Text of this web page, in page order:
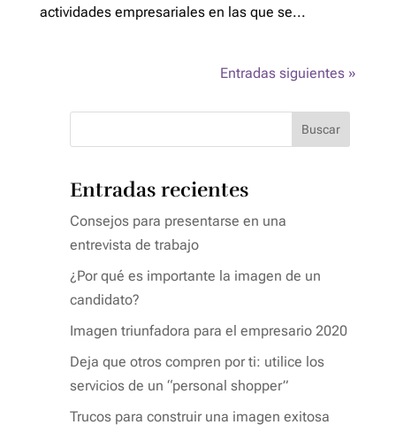
actividades empresariales en las que se...
Entradas siguientes »
Buscar
Entradas recientes
Consejos para presentarse en una
entrevista de trabajo
¿Por qué es importante la imagen de un
candidato?
Imagen triunfadora para el empresario 2020
Deja que otros compren por ti: utilice los
servicios de un “personal shopper”
Trucos para construir una imagen exitosa